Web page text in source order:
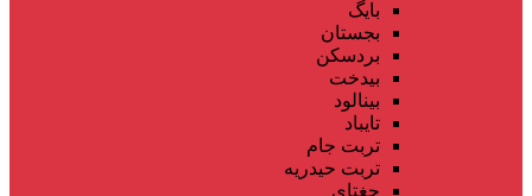
بایگ
بجستان
بردسکن
بیدخت
بینالود
تایباد
تربت جام
تربت حیدریه
جغتای